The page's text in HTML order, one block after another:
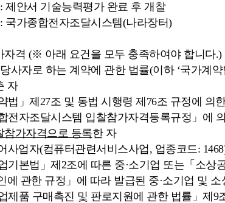
제안서 기술능력평가 완료 후 개찰
국가종합전자조달시스템(나라장터)
자격 (※ 아래 요건을 모두 충족하여야 합니다.)
사자로 하는 계약에 관한 법률(이하 ‘국가계
자
법」제27조 및 동법 시행령 제76조 규정에 의
전자조달시스템 입찰참가자격등록규정」에
참가자격으로 등록한 자
사업자(컴퓨터관련서비스사업, 업종코드:
기본법」제2조에 따른 중·소기업 또는「소
에 관한 규정」에 따라 발급된 중·소기업 및
제품 구매촉진 및 판로지원에 관한 법률」제